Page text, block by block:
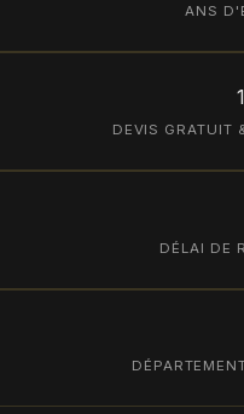
ANS
DEVIS GRATUIT
DÉLAI DE